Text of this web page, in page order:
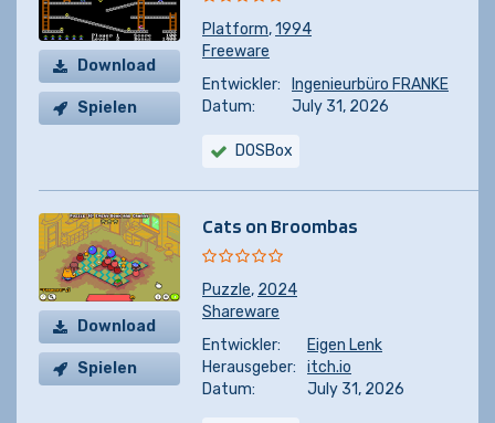
Download
Spielen
Platform,1994
Freeware
Entwickler:
Ingenieurbüro FRANKE
Datum:
July 31, 2026
DOSBox
Download
Spielen
Cats on Broombas
Puzzle, 2024
Shareware
Entwickler:
Eigen Lenk
Herausgeber:
itch.io
Datum:
July 31, 2026